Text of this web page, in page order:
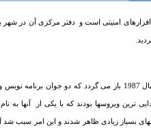
نویس و خلاق به نامهای
ترین ویروسها بودند که با یکی از آنها به نام
بسیاز زیادی ظاهر شدند و این امر سبب شد